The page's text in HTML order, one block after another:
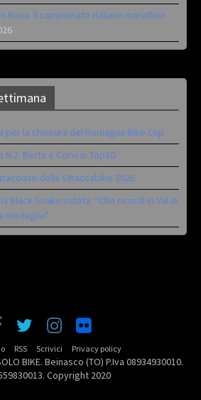
Rosa. Il campionato italiano marathon
la chiusura del Romagna Bike Cup
N.2. Berta e Corvi in Top10
della Straccabike 2026
Black Snake iridata: “Che ricordi in Val di
medaglia”
RSS Scrivici Privacy policy
BIKE. Beinasco (TO) P.Iva 08934930010.
Copyright 2020